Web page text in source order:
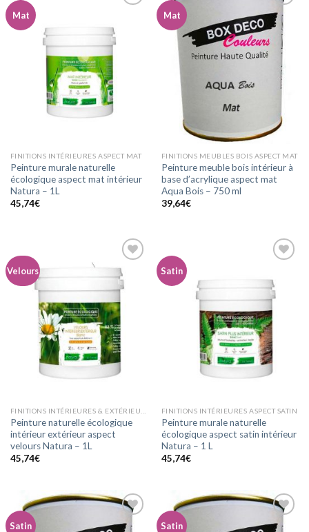
Mat
Ajouter
wishlist
FINITIONS INTÉRIEURES ASPECT MAT
Peinture murale naturelle
écologique aspect mat intérieur
Natura – 1L
45,74€
Mat
Ajouter
à la
wishlist
FINITIONS MEUBLES BOIS ASPECT MAT
Peinture meuble bois intérieur à
base d’acrylique aspect mat
Aqua Bois – 750 ml
39,64€
Velours
Ajouter
wishlist
Peinture naturelle écologique
intérieur extérieur aspect
velours Natura – 1L
45,74€
Satin
Ajouter
wishlist
FINITIONS INTÉRIEURES ASPECT SATIN
Peinture murale naturelle
écologique aspect satin intérieur
Natura – 1 L
45,74€
Satin Satin